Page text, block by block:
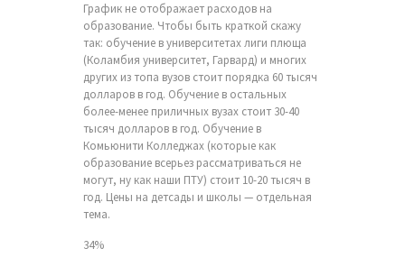
График не отображает расходов на
образование. Чтобы быть краткой скажу
так: обучение в университетах лиги плюща
(Коламбия университет, Гарвард) и многих
других из топа вузов стоит порядка 60 тысяч
долларов в год. Обучение в остальных
более-менее приличных вузах стоит 30-40
тысяч долларов в год. Обучение в
Комьюнити Колледжах (которые как
образование всерьез рассматриваться не
могут, ну как наши ПТУ) стоит 10-20 тысяч в
год. Цены на детсады и школы — отдельная
тема.
34%